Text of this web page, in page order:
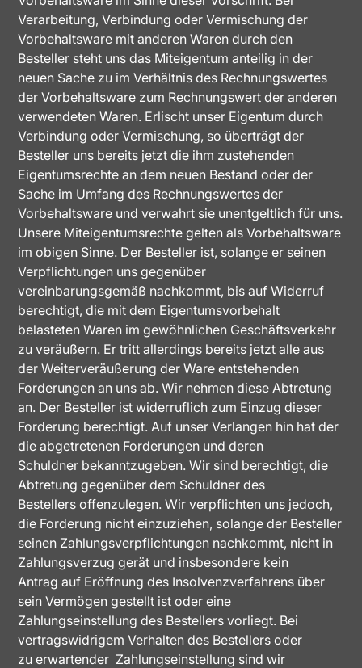
Verarbeitung, Verbindung oder Vermischung der
Vorbehaltsware mit anderen Waren durch den
Besteller steht uns das Miteigentum anteilig in der
neuen Sache zu im Verhältnis des Rechnungswertes
der Vorbehaltsware zum Rechnungswert der anderen
verwendeten Waren. Erlischt unser Eigentum durch
Verbindung oder Vermischung, so überträgt der
Besteller uns bereits jetzt die ihm zustehenden
Eigentumsrechte an dem neuen Bestand oder der
Sache im Umfang des Rechnungswertes der
Vorbehaltsware und verwahrt sie unentgeltlich für uns.
Unsere Miteigentumsrechte gelten als Vorbehaltsware
im obigen Sinne. Der Besteller ist, solange er seinen
Verpflichtungen uns gegenüber
vereinbarungsgemäß nachkommt, bis auf Widerruf
berechtigt, die mit dem Eigentumsvorbehalt
belasteten Waren im gewöhnlichen Geschäftsverkehr
zu veräußern. Er tritt allerdings bereits jetzt alle aus
der Weiterveräußerung der Ware entstehenden
Forderungen an uns ab. Wir nehmen diese Abtretung
an. Der Besteller ist widerruflich zum Einzug dieser
Forderung berechtigt. Auf unser Verlangen hin hat der
die abgetretenen Forderungen und deren
Schuldner bekanntzugeben. Wir sind berechtigt, die
Abtretung gegenüber dem Schuldner des
Bestellers offenzulegen. Wir verpflichten uns jedoch,
die Forderung nicht einzuziehen, solange der Besteller
seinen Zahlungsverpflichtungen nachkommt, nicht in
Zahlungsverzug gerät und insbesondere kein
Antrag auf Eröffnung des Insolvenzverfahrens über
sein Vermögen gestellt ist oder eine
Zahlungseinstellung des Bestellers vorliegt. Bei
vertragswidrigem Verhalten des Bestellers oder
zu erwartender Zahlungseinstellung sind wir